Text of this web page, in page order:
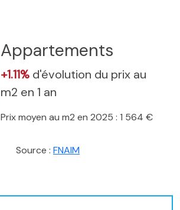
Appartements
+1.11% d'évolution du prix au
m2 en 1 an
Prix moyen au m2 en 2025 : 1 564 €
Source : FNAIM